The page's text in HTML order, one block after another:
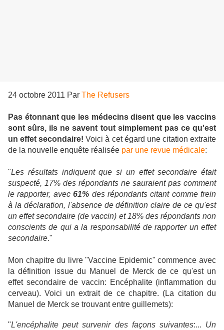
24 octobre 2011 Par The Refusers
Pas étonnant que les médecins disent que les vaccins
sont sûrs, ils ne savent tout simplement pas ce qu'est
un effet secondaire! Voici à cet égard une citation extraite
de la nouvelle enquête réalisée par une revue médicale:
"Les résultats indiquent que si un effet secondaire était
suspecté, 17% des répondants ne sauraient pas comment
le rapporter, avec61% des répondants citant comme frein
à la déclaration, l'absence de définition claire de ce qu'est
un effet secondaire (de vaccin) et 18% des répondants non
conscients de qui a la responsabilité de rapporter un effet
secondaire."
Mon chapitre du livre "Vaccine Epidemic" commence avec
la définition issue du Manuel de Merck de ce qu'est un
effet secondaire de vaccin: Encéphalite (inflammation du
cerveau). Voici un extrait de ce chapitre. (La citation du
Manuel de Merck se trouvant entre guillemets):
"L'encéphalite peut survenir des façons suivantes:... Un